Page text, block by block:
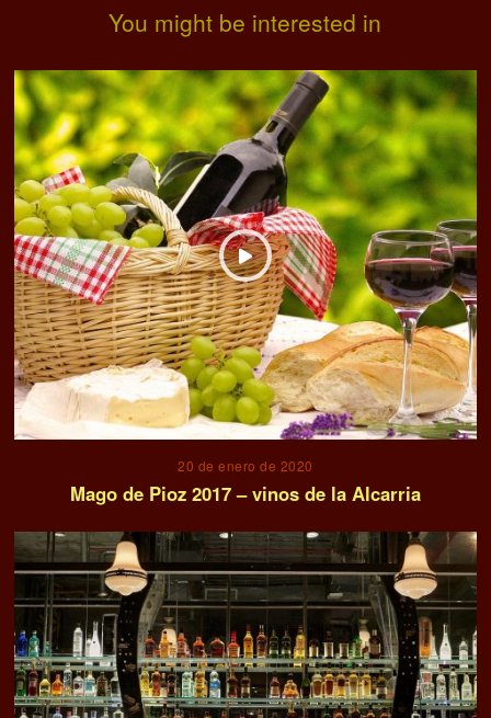
You might be interested in
20 de enero de 2020
Mago de Pioz 2017 – vinos de la Alcarria